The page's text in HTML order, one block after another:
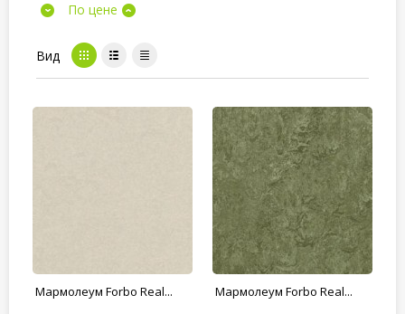
По цене
Вид
Мармолеум Forbo Real... Мармолеум Forbo Real...